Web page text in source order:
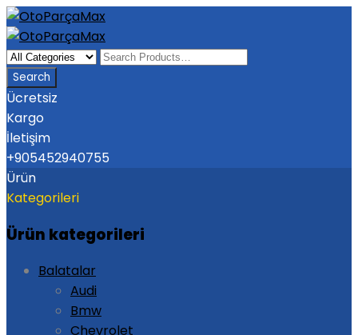
Ücretsiz
Kargo
İletişim
+905452940755
Ürün
Kategorileri
Ürün kategorileri
Balatalar
Audi
Bmw
Chevrolet